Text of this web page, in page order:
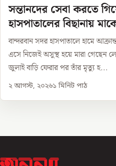
সন্তানদের সেবা করতে
হাসপাতালের বিছানায়
বান্দরবান সদর হাসপাতালে হামে
এসে নিজেই অসুস্থ হয়ে মারা গেছেন
জুলাই বাড়ি ফেরার পর তাঁর মৃত্যু হ...
২ আগস্ট, ২০২৬১ মিনিট পাঠ